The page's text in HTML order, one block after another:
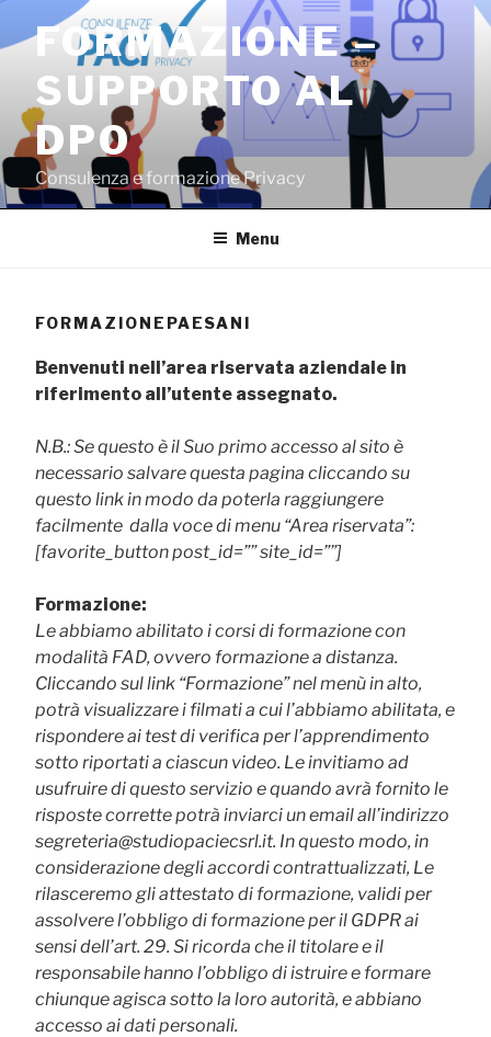
contenuto
FORMAZIONE –
SUPPORTO AL
DPO
Consulenza e formazione Privacy
Menu
FORMAZIONEPAESANI
Benvenuti nell’area riservata aziendale in
riferimento all’utente assegnato.
N.B.: Se questo è il Suo primo accesso al sito è
necessario salvare questa pagina cliccando su
questo link in modo da poterla raggiungere
facilmente dalla voce di menu “Area riservata”:
[favorite_button post_id=”” site_id=””]
Formazione:
Le abbiamo abilitato i corsi di formazione con
modalità FAD, ovvero formazione a distanza.
Cliccando sul link “Formazione” nel menù in alto,
potrà visualizzare i filmati a cui l’abbiamo abilitata, e
rispondere ai test di verifica per l’apprendimento
sotto riportati a ciascun video. Le invitiamo ad
usufruire di questo servizio e quando avrà fornito le
risposte corrette potrà inviarci un email all’indirizzo
segreteria@studiopaciecsrl.it. In questo modo, in
considerazione degli accordi contrattualizzati, Le
rilasceremo gli attestato di formazione, validi per
assolvere l’obbligo di formazione per il GDPR ai
sensi dell’art. 29. Si ricorda che il titolare e il
responsabile hanno l’obbligo di istruire e formare
chiunque agisca sotto la loro autorità, e abbiano
accesso ai dati personali.